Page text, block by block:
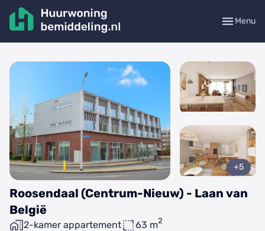
Menu
Roosendaal (Centrum-Nieuw) - Laan van
België
2-kamer appartement 63 m2
+5